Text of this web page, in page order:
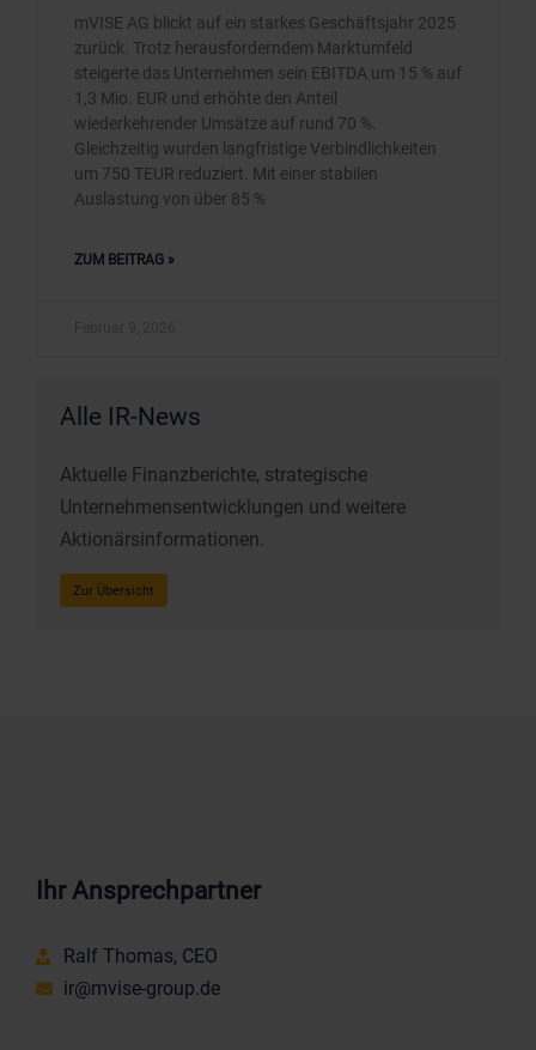
mVISE AG blickt auf ein starkes Geschäftsjahr 2025
zurück. Trotz herausforderndem Marktumfeld
steigerte das Unternehmen sein EBITDA um 15 % auf
1,3 Mio. EUR und erhöhte den Anteil
wiederkehrender Umsätze auf rund 70 %.
Gleichzeitig wurden langfristige Verbindlichkeiten
um 750 TEUR reduziert. Mit einer stabilen
Auslastung von über 85 %
ZUM BEITRAG »
Alle IR-News
Aktuelle Finanzberichte, strategische
Unternehmensentwicklungen und weitere
Aktionärsinformationen.
Zur Übersicht
Ihr Ansprechpartner
Ralf Thomas, CEO
ir@mvise-group.de